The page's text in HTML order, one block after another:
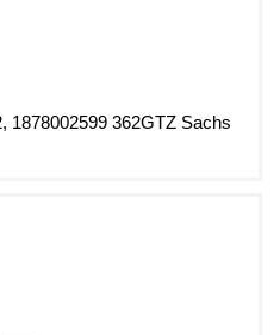
1878002599 362GTZ Sachs